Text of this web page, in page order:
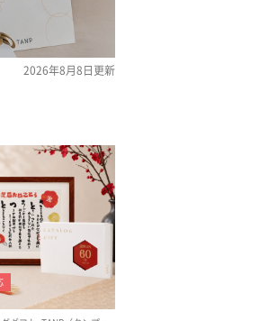
2026年8月8日更新